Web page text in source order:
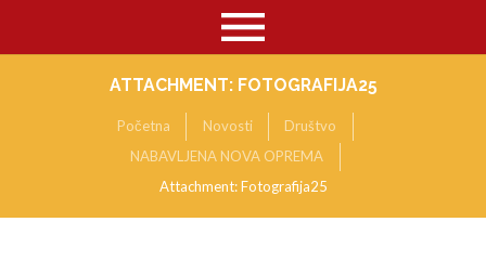
ATTACHMENT: FOTOGRAFIJA25
Početna Novosti
Društvo
NABAVLJENA NOVA OPREMA
Attachment: Fotografija25